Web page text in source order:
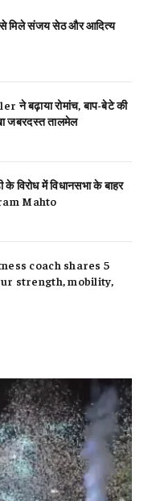
से मिले संजय सेठ और आदित्य
बढ़ाया रोमांच, बाप-बेटे की
जबरदस्त तालमेल
विरोध में विधानसभा के बाहर
Mahto
coach shares 5
strength, mobility,